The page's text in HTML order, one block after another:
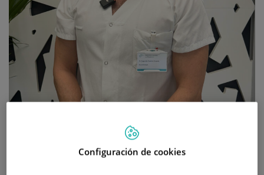
Afrontando el Cambio de Hora:
Consejos para una Transición
Configuración de cookies